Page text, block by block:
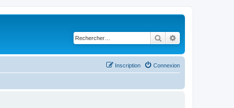
Rechercher
Connexion
Inscription